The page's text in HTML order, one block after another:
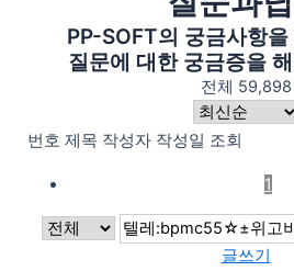
PP-SOFT의 궁금사항
질문에 대한 궁금증을
전체 59,898
번호 제목 작성자 작성일 조회
1
글쓰기